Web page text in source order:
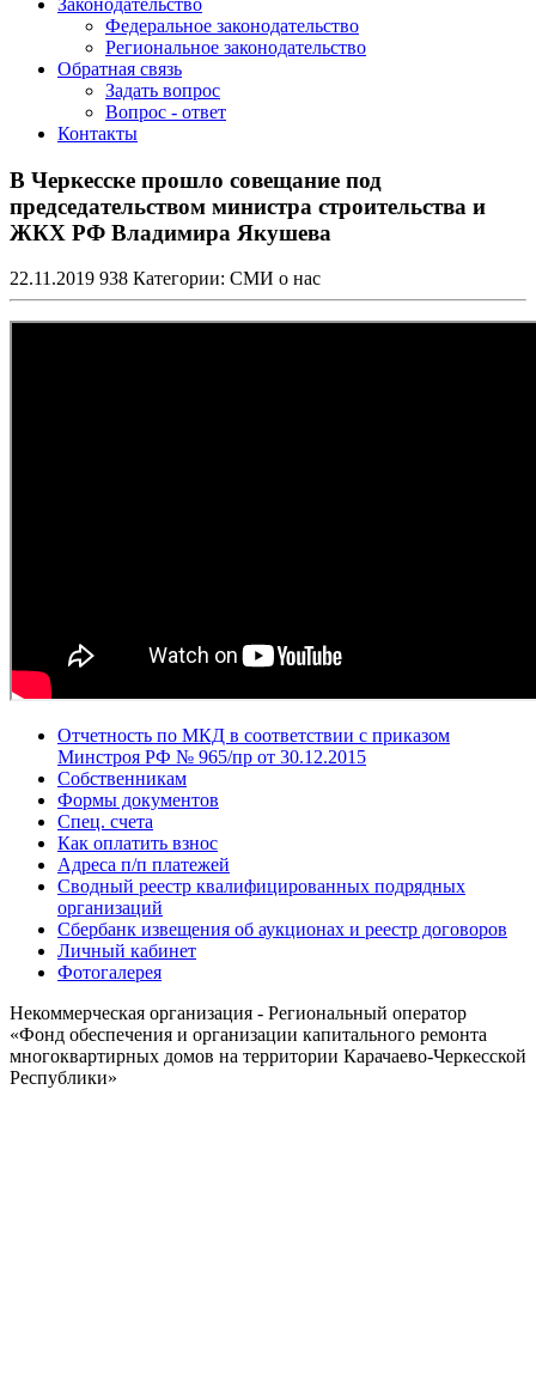
Законодательство
Федеральное законодательство
Региональное законодательство
Обратная связь
Задать вопрос
Вопрос - ответ
Контакты
В Черкесске прошло совещание под
председательством министра строительства и
ЖКХ РФ Владимира Якушева
22.11.2019 938 Категории: СМИ о нас
Отчетность по МКД в соответствии с приказом
Минстроя РФ № 965/пр от 30.12.2015
Собственникам
Формы документов
Спец. счета
Как оплатить взнос
Адреса п/п платежей
Сводный реестр квалифицированных подрядных
организаций
Сбербанк извещения об аукционах и реестр договоров
Личный кабинет
Фотогалерея
Некоммерческая организация - Региональный оператор
«Фонд обеспечения и организации капитального ремонта
многоквартирных домов на территории Карачаево-Черкесской
Республики»